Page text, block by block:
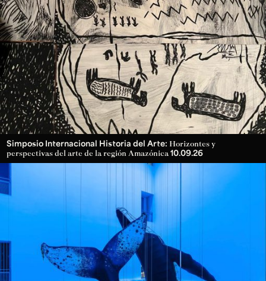
Simposio Internacional Historia del Arte: Horizontes y
perspectivas del arte de la región Amazónica 10.09.26